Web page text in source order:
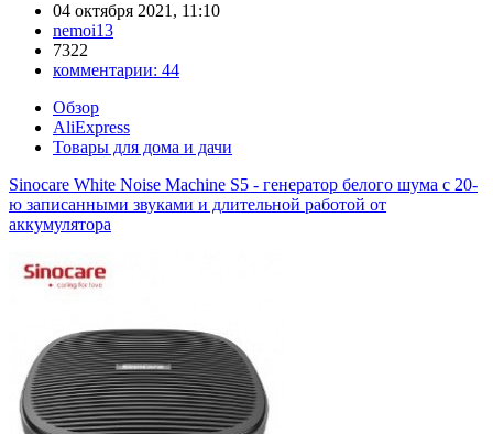
04 октября 2021, 11:10
nemoi13
7322
комментарии: 44
Обзор
AliExpress
Товары для дома и дачи
Sinocare White Noise Machine S5 - генератор белого шума с 20-
ю записанными звуками и длительной работой от
аккумулятора